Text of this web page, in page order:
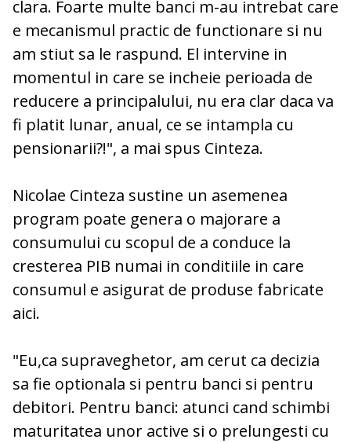
clara. Foarte multe banci m-au intrebat care
e mecanismul practic de functionare si nu
am stiut sa le raspund. El intervine in
momentul in care se incheie perioada de
reducere a principalului, nu era clar daca va
fi platit lunar, anual, ce se intampla cu
pensionarii?!", a mai spus Cinteza.
Nicolae Cinteza sustine un asemenea
program poate genera o majorare a
consumului cu scopul de a conduce la
cresterea PIB numai in conditiile in care
consumul e asigurat de produse fabricate
aici.
"Eu,ca supraveghetor, am cerut ca decizia
sa fie optionala si pentru banci si pentru
debitori. Pentru banci: atunci cand schimbi
maturitatea unor active si o prelungesti cu